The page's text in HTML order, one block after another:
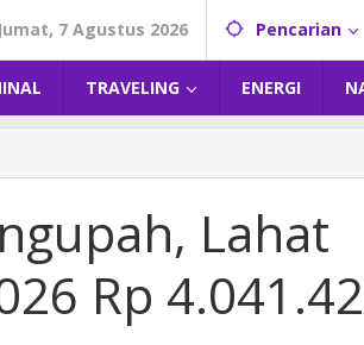
Jumat, 7 Agustus 2026 Pencarian
TRAVELING ENERGI
Lahat
Rp